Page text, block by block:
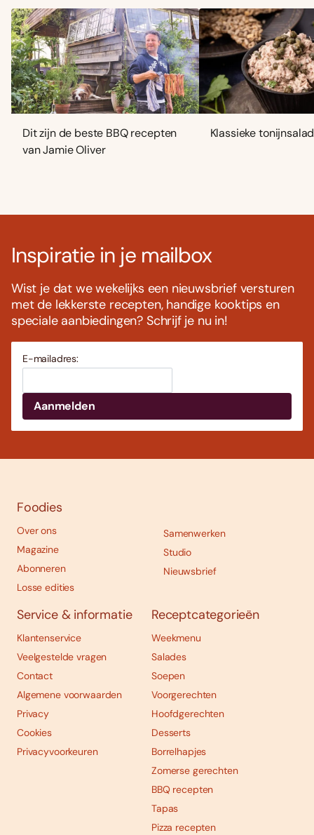
Dit zijn de beste BBQ recepten
van Jamie Oliver
Klassieke
Inspiratie in je mailbox
Wist je dat we wekelijks een nieuwsbrief versturen
met de lekkerste recepten, handige kooktips en
speciale aanbiedingen? Schrijf je nu in!
E-mailadres:
Foodies
Over ons
Magazine
Abonneren
Losse edities
Samenwerken
Studio
Nieuwsbrief
Service & informatie
Klantenservice
Veelgestelde vragen
Contact
Algemene voorwaarden
Privacy
Cookies
Privacyvoorkeuren
Receptcategorieën
Weekmenu
Salades
Soepen
Voorgerechten
Hoofdgerechten
Desserts
Borrelhapjes
Zomerse gerechten
BBQ recepten
Tapas
Pizza recepten